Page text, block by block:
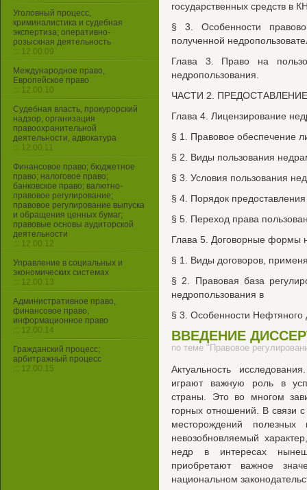
государственных средств в
§ 3. Особенности
полученной
Глава 3. Право на
недропользования.
ЧАСТИ 2.
Глава 4. Лицензирование
§ 1. Правовое обеспечение
§ 2. Виды пользования
§ 3. Условия пользования
§ 4. Порядок
§ 5. Переход права
Глава 5. Договорные формы
§ 1. Виды договоров,
§ 2. Правовая база
недропользования в
§ 3. Особенности Нефтяного
ВВЕДЕНИЕ
по теме "Правовое
Актуальность
играют важную роль в
страны. Это во многом
горных отношений. В связи
месторождений
невозобновляемый
недр в интересах
приобретают важное
национальном
Уголовный процесс,
криминалистика и судебная
экспертиза; оперативно-
розыскная деятельность
::: 12.00.09
Международное право,
Европейское право
::: 12.00.10
Судебная власть, прокурорский
надзор, организация
правоохранительной
деятельности, адвокатура
::: 12.00.11
Финансовое право; бюджетное
право; налоговое право;
банковское право; валютно-
правовое регулирование;
правовое регулирование выпуска
и обращения ценных бумаг;
правовые основы аудиторской
деятельности
::: 12.00.12
Управление в социальных и
экономических системах
::: 12.00.13
Административное право,
финансовое право,
информационное право
::: 12.00.14
Гражданский процесс;
арбитражный процесс
::: 12.00.15